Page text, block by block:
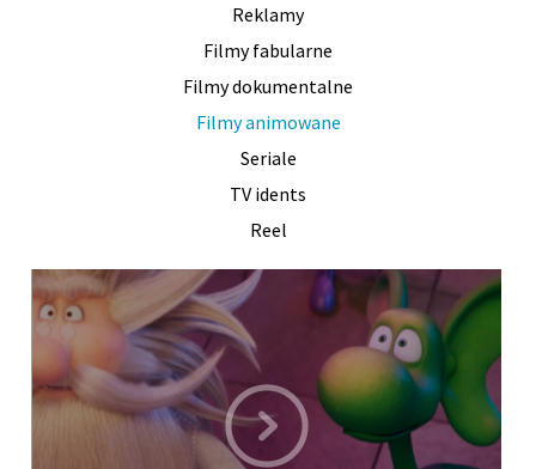
Reklamy
Filmy fabularne
Filmy dokumentalne
Filmy animowane
Seriale
TV idents
Reel